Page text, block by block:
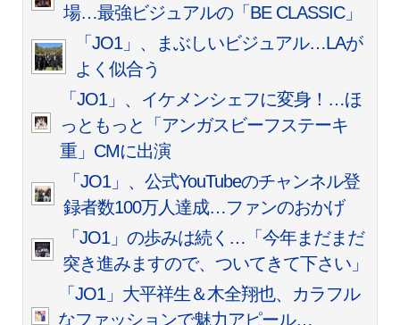
場…最強ビジュアルの「BE CLASSIC」
「JO1」、まぶしいビジュアル…LAが
よく似合う
「JO1」、イケメンシェフに変身！…ほ
っともっと「アンガスビーフステーキ
重」CMに出演
「JO1」、公式YouTubeのチャンネル登
録者数100万人達成…ファンのおかげ
「JO1」の歩みは続く…「今年まだまだ
突き進みますので、ついてきて下さい」
「JO1」大平祥生＆木全翔也、カラフル
なファッションで魅力アピール…